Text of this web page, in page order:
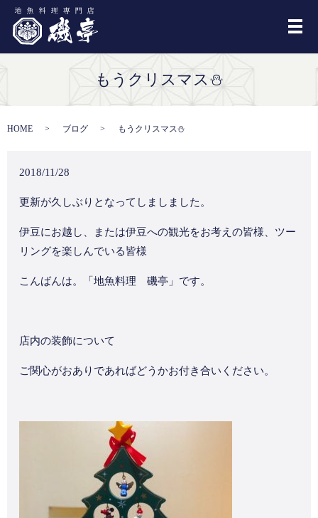
メ
もうクリスマス⛄
HOME ブログ もうクリスマス⛄
2018/11/28
更新が久しぶりとなってしましました。
伊豆にお越し、または伊豆への観光をお考えの皆様、ツー
リングを楽しんでいる皆様
こんばんは。「地魚料理 磯亭」です。
店内の装飾について
ご関心がおありであればどうかお付き合いください。